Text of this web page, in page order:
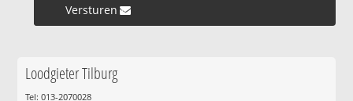
Versturen »
Loodgieter Tilburg
Tel: 013-2070028